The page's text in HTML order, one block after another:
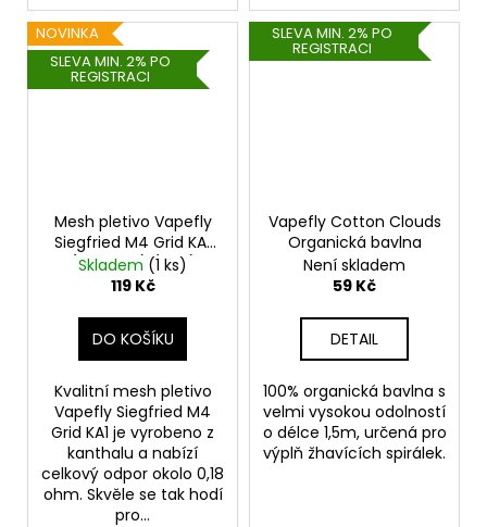
NOVINKA
SLEVA MIN. 2% PO
REGISTRACI
Mesh pletivo Vapefly
Siegfried M4 Grid KA1
(0,18ohm) (10ks)
Skladem (1 ks)
119 Kč
DO KOŠÍKU
Kvalitní mesh pletivo
Vapefly Siegfried M4
Grid KA1 je vyrobeno z
kanthalu a nabízí
celkový odpor okolo 0,18
ohm. Skvěle se tak hodí
pro...
SLEVA MIN. 2% PO
REGISTRACI
Vapefly Cotton Clouds
Organická bavlna
Není skladem
59 Kč
DETAIL
100% organická bavlna s
velmi vysokou odolností
o délce 1,5m, určená pro
výplň žhavících spirálek.